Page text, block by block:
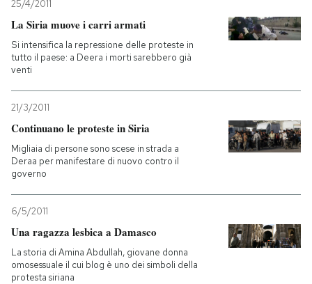
25/4/2011
La Siria muove i carri armati
Si intensifica la repressione delle proteste in
tutto il paese: a Deera i morti sarebbero già
venti
21/3/2011
Continuano le proteste in Siria
Migliaia di persone sono scese in strada a
Deraa per manifestare di nuovo contro il
governo
6/5/2011
Una ragazza lesbica a Damasco
La storia di Amina Abdullah, giovane donna
omosessuale il cui blog è uno dei simboli della
protesta siriana